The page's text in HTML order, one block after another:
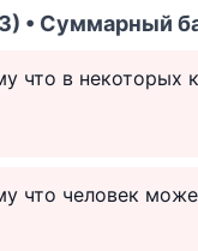
• Суммарный
что в некоторых
что человек